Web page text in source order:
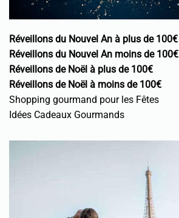
Réveillons du Nouvel An à plus de 100€
Réveillons du Nouvel An moins de 100€
Réveillons de Noël à plus de 100€
Réveillons de Noël à moins de 100€
Shopping gourmand pour les Fêtes
Idées Cadeaux Gourmands